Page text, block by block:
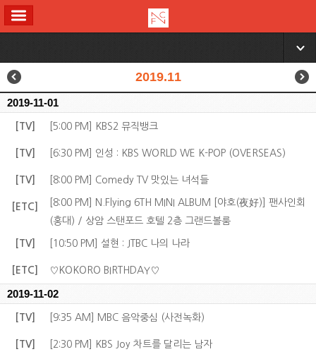
▼
2019.11
2019-11-01
[TV] [5:00 PM] KBS2 뮤직뱅크
[TV] [6:30 PM] 인성 : KBS WORLD WE K-POP (OVERSEAS)
[TV] [8:00 PM] Comedy TV 맛있는 녀석들
[ETC]
[8:00 PM] N.Flying 6TH MINI ALBUM [야호(夜好)] 팬사인회
(홍대) / 상암 스탠포드 호텔 2층 그랜드볼룸
[TV] [10:50 PM] 설현 : JTBC 나의 나라
[ETC] ♡KOKORO BIRTHDAY♡
2019-11-02
[TV] [9:35 AM] MBC 음악중심 (사전녹화)
[TV] [2:30 PM] KBS Joy 차트를 달리는 남자